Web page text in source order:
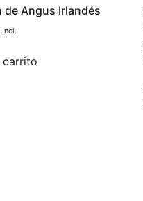
de Angus Irlandés
Incl.
carrito